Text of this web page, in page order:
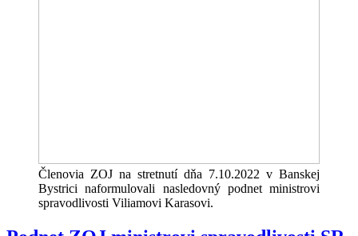
Členovia ZOJ na stretnutí dňa 7.10.2022 v Banskej
Bystrici naformulovali nasledovný podnet ministrovi
spravodlivosti Viliamovi Karasovi.